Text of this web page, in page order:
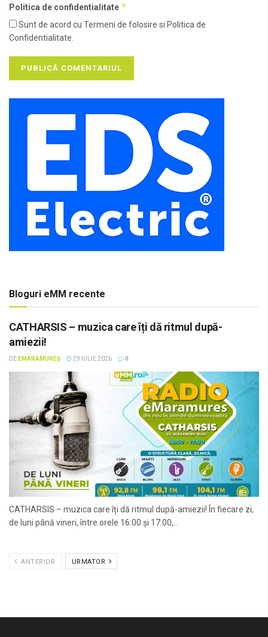
Politica de confidentialitate *
Sunt de acord cu Termeni de folosire si Politica de
Confidentialitate.
Bloguri eMM recente
CATHARSIS – muzica care îți dă ritmul după-
amiezii!
DE EMARAMUREȘ 29 IULIE 2026 0
CATHARSIS – muzica care îți dă ritmul după-amiezii! În fiecare zi,
de luni până vineri, între orele 16:00 și 17:00,...
ANTERIOR URMATOR